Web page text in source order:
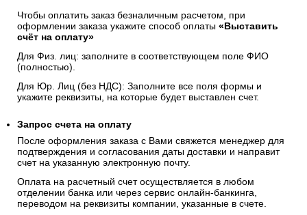
Чтобы оплатить заказ безналичным расчетом, при
оформлении заказа укажите способ оплаты «Выставить
счёт на оплату»
Для Физ. лиц: заполните в соответствующем поле ФИО
(полностью).
Для Юр. Лиц (без НДС): Заполните все поля формы и
укажите реквизиты, на которые будет выставлен счет.
Запрос счета на оплату
После оформления заказа с Вами свяжется менеджер для
подтверждения и согласования даты доставки и направит
счет на указанную электронную почту.
Оплата на расчетный счет осуществляется в любом
отделении банка или через сервис онлайн-банкинга,
переводом на реквизиты компании, указанные в счете.